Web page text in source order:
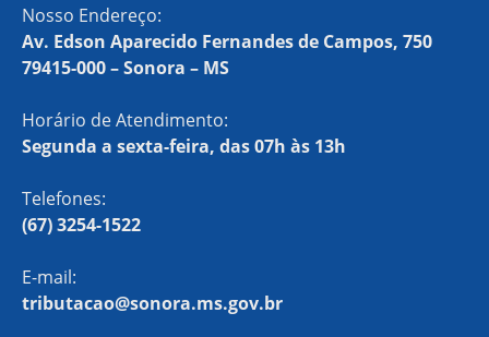
Nosso Endereço:
Av. Edson Aparecido Fernandes de Campos, 750
79415-000 – Sonora – MS
Horário de Atendimento:
Segunda a sexta-feira, das 07h às 13h
Telefones:
(67) 3254-1522
E-mail:
tributacao@sonora.ms.gov.br